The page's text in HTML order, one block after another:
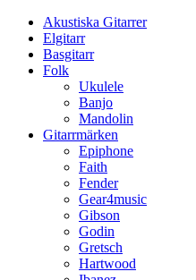
Akustiska Gitarrer
Elgitarr
Basgitarr
Folk
Ukulele
Banjo
Mandolin
Gitarrmärken
Epiphone
Faith
Fender
Gear4music
Gibson
Godin
Gretsch
Hartwood